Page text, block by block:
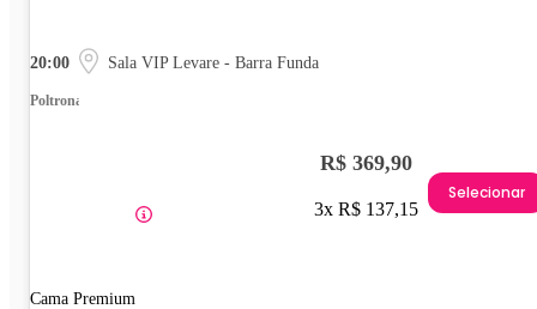
20:00 Sala VIP Levare - Barra Funda
Poltrona
Cama Premium
R$ 369,90
3x R$ 137,15
Selecionar